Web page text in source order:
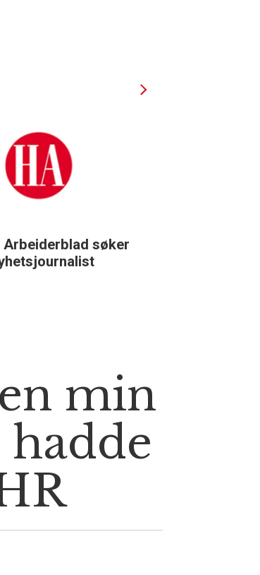
Arbeiderblad søker
min
hadde